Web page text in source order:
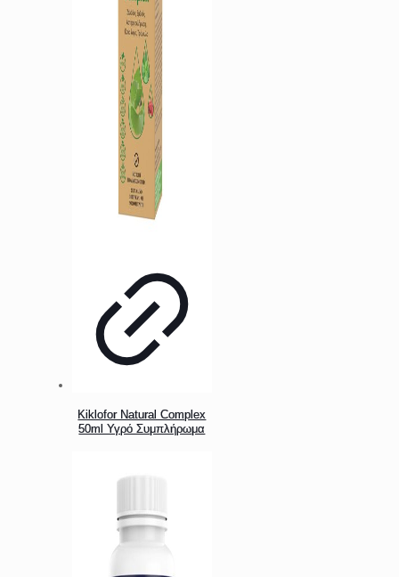
Kiklofor Natural Complex
50ml Υγρό Συμπλήρωμα